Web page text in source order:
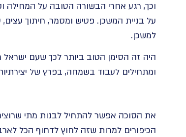
וכך, רגע אחרי הבשורה הטובה על
על בניית המשכן. פטיש ומסמר, חיתוך עצים,
למשכן.
היה זה הסימן הטוב ביותר לכך שעם
ומתחילים לעבוד בשמחה, בפרץ של
את הסוכה אפשר להתחיל לבנות מתי